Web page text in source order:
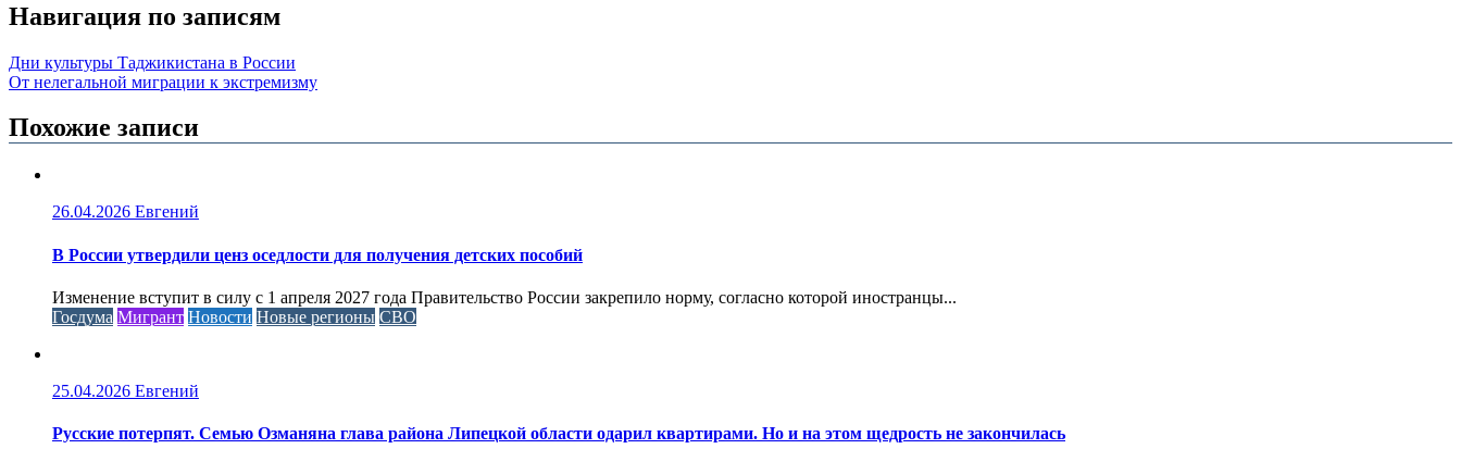
Навигация по записям
Дни культуры Таджикистана в России
От нелегальной миграции к экстремизму
Похожие записи
26.04.2026 Евгений
В России утвердили ценз оседлости для получения детских пособий
Изменение вступит в силу с 1 апреля 2027 года Правительство России закрепило норму, согласно которой иностранцы...
Госдума Мигрант Новости Новые регионы СВО
25.04.2026 Евгений
Русские потерпят. Семью Озманяна глава района Липецкой области одарил квартирами. Но и на этом щедрость не закончилась